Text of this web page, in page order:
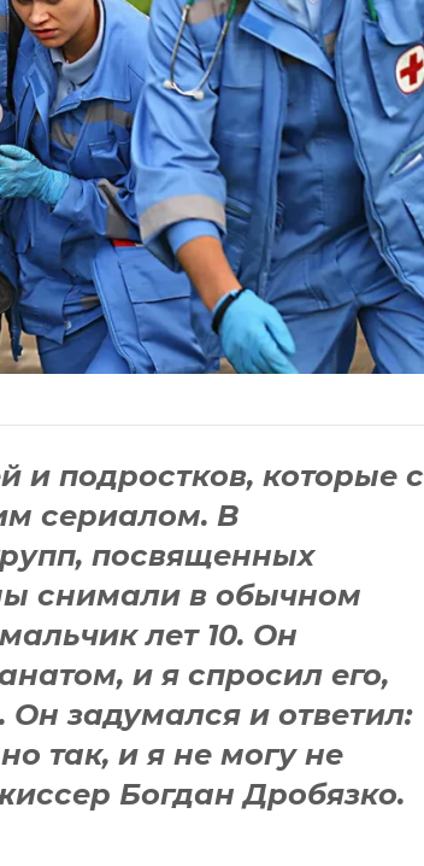
и подростков, которые с
сериалом. В
посвященных
снимали в обычном
лет 10. Он
и я спросил его,
задумался и ответил:
так, и я не могу не
Богдан Дробязко.